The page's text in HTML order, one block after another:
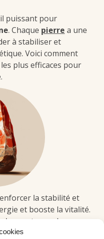
puissant pour
. Chaque pierre a une
à stabiliser et
Voici comment
plus efficaces pour
la stabilité et
et booste la vitalité.
votre poche, ou
pour le chakra